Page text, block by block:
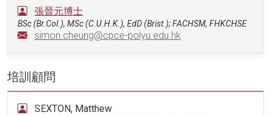
張晉元博士
BSc (Br.Col.), MSc (C.U.H.K.), EdD (Brist.); FACHSM, FHKCHSE
simon.cheung@cpce-polyu.edu.hk
培訓顧問
SEXTON, Matthew